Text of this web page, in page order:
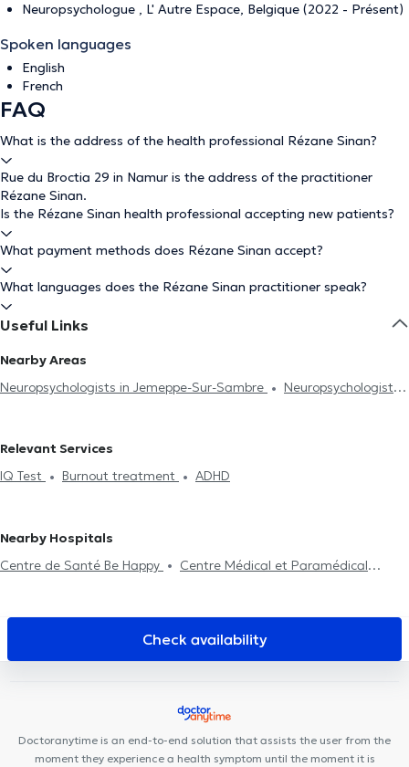
Neuropsychologue , L' Autre Espace, Belgique (2022 - Présent)
Spoken languages
English
French
FAQ
What is the address of the health professional Rézane Sinan?
Rue du Broctia 29 in Namur is the address of the practitioner
Rézane Sinan.
Is the Rézane Sinan health professional accepting new patients?
What payment methods does Rézane Sinan accept?
What languages does the Rézane Sinan practitioner speak?
Useful Links
Nearby Areas
Neuropsychologists in Jemeppe-Sur-Sambre
Neuropsychologists
Relevant Services
IQ Test
Burnout treatment ADHD
Nearby Hospitals
Centre de Santé Be Happy
Centre Médical et Paramédical
Cabinet Dr Chantal Dangoisse
Centre de Santé Biomécanique -
Cabinet Gillard
Centre Médical Namur Santé
VOCLIdental
Institut du poids de Namur
Kiné Spé Gembloux
Check availability
Doctoranytime is an end-to-end solution that assists the user from the
moment they experience a health symptom until the moment it is